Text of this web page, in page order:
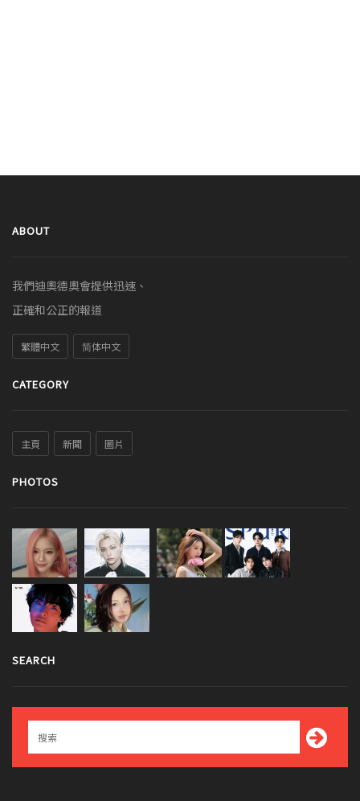
ABOUT
我們迪奧德奧會提供迅速、
正確和公正的報道
繁體中文 简体中文
CATEGORY
主頁 新聞 圖片
PHOTOS
SEARCH